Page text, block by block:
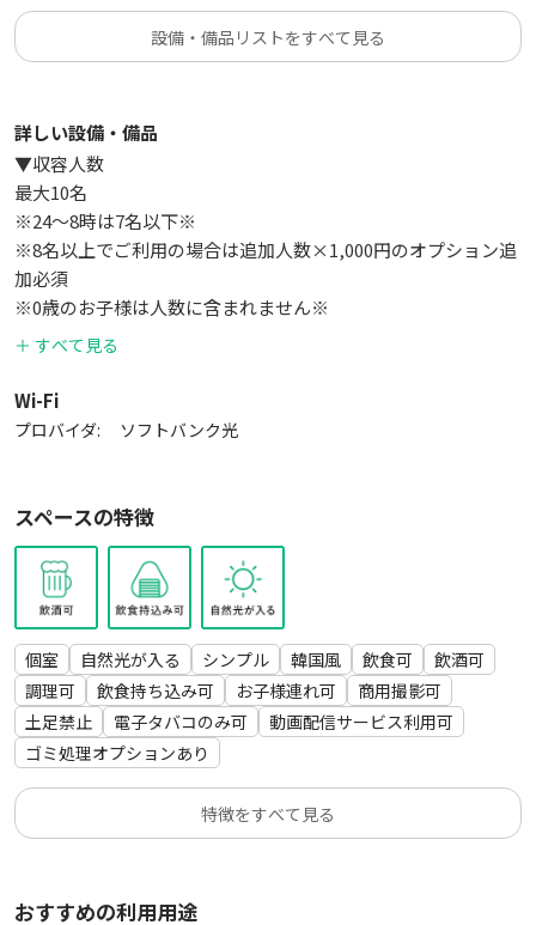
会/料理教室/おうちデート/始発待ち
設備・備品リストをすべて見る
詳しい設備・備品
▼収容人数
最大10名
※24〜8時は7名以下※
※8名以上でご利用の場合は追加人数×1,000円のオプション追
加必須
※0歳のお子様は人数に含まれません※
例）10名の場合オプション数量3、合計3000円追加
▼広さ
38㎡
プロジェクター
DVDプレイヤー
動画コンテンツ※ご自身のアカウントでご利用ください
エアコン
空気清浄機
ソファー
テーブル
▼ボードゲーム
ワードウルフ
ITO
ラブレター
＋ すべて見る
Wi-Fi
プロバイダ: ソフトバンク光
スペースの特徴
個室 自然光が入る シンプル 韓国風 飲食可
飲酒可
調理可
飲食持ち込み可 お子様連れ可
商用撮影可
土足禁止
電子タバコのみ可
動画配信サービス利用可
ゴミ処理オプションあり
特徴をすべて見る
おすすめの利用用途